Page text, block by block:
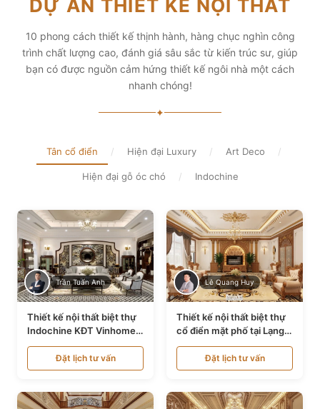
diện tích và thẩm mỹ
Xem chi tiết
DỰ ÁN THIẾT KẾ NỘI THẤT
10 phong cách thiết kế thịnh hành, hàng chục nghìn công
trình chất lượng cao, đánh giá sâu sắc từ kiến trúc sư, giúp
bạn có được nguồn cảm hứng thiết kế ngôi nhà một cách
nhanh chóng!
✦
Tân cổ điển / Hiện đại Luxury / Art Deco /
Hiện đại gỗ óc chó / Indochine
Trần Tuấn Anh
Thiết kế nội thất biệt thự
Indochine KĐT Vinhomes
Ocean Park NT24600
Đặt lịch tư vấn
Lê Quang Huy
Thiết kế nội thất biệt thự
cổ điển mặt phố tại Lạng
Sơn NT24534
Đặt lịch tư vấn